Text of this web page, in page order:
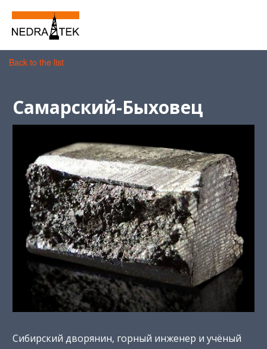
Back to the list
Самарский-Быховец
Сибирский дворянин, горный инженер и учёный